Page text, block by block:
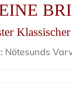
Nötesunds